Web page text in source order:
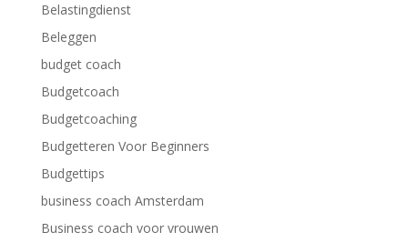
Belastingdienst
Beleggen
budget coach
Budgetcoach
Budgetcoaching
Budgetteren Voor Beginners
Budgettips
business coach Amsterdam
Business coach voor vrouwen